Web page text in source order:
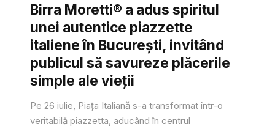
Birra Moretti® a adus spiritul
unei autentice piazzette
italiene în București, invitând
publicul să savureze plăcerile
simple ale vieții
Pe 26 iulie, Piața Italiană s-a transformat într-o
veritabilă piazzetta, aducând în centrul